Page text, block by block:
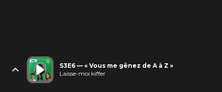
S3E6 — « Vous me gênez de A à Z »
Laisse-moi kiffer